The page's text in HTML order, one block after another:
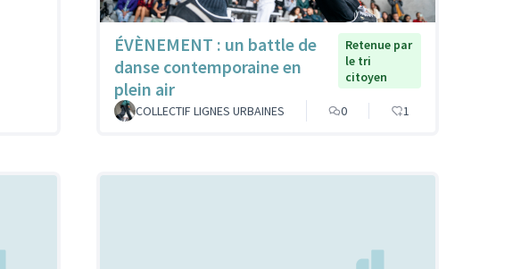
ÉVÈNEMENT : un battle de
danse contemporaine en
plein air
Retenue par
le tri
citoyen
COLLECTIF LIGNES URBAINES 0 1